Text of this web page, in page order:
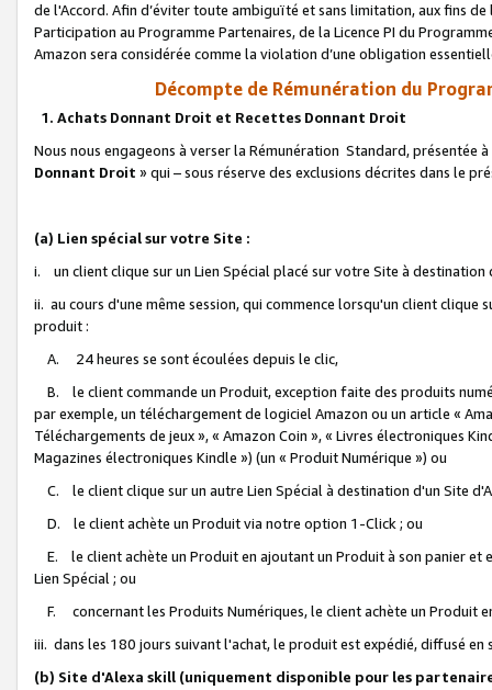
de l'Accord. Afin d’éviter toute ambiguïté et sans limitation, aux fins
Participation au Programme Partenaires, de la Licence PI du
Amazon sera considérée comme la violation d’une obligation
Décompte de Rémunération du
1. Achats Donnant Droit et Recettes Donnant Droit
Nous nous engageons à verser la Rémunération Standard, présentée
Donnant Droit » qui – sous réserve des exclusions décrites dans le
(a) Lien spécial sur votre Site :
i. un client clique sur un Lien Spécial placé sur votre Site à destination
ii. au cours d'une même session, qui commence lorsqu'un client
produit :
A. 24 heures se sont écoulées depuis le clic,
B. le client commande un Produit, exception faite des produits
par exemple, un téléchargement de logiciel Amazon ou un article «
Téléchargements de jeux », « Amazon Coin », « Livres électroniques
Magazines électroniques Kindle ») (un « Produit Numérique ») ou
C. le client clique sur un autre Lien Spécial à destination d'un Site
D. le client achète un Produit via notre option 1-Click ; ou
E. le client achète un Produit en ajoutant un Produit à son panier et
Lien Spécial ; ou
F. concernant les Produits Numériques, le client achète un Produit
iii. dans les 180 jours suivant l'achat, le produit est expédié, diffusé
(b) Site d'Alexa skill (uniquement disponible pour les